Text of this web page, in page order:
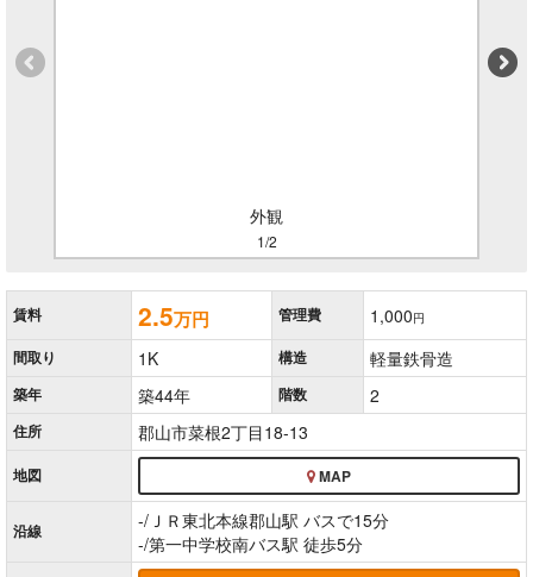
1/2
外観
賃料 2.5万円 管理費 1,000円
間取り 1K 構造 軽量鉄骨造
築年 築44年 階数 2
住所 郡山市菜根2丁目18-13
地図 MAP
沿線
-/ＪＲ東北本線郡山駅 バスで15分
-/第一中学校南バス駅 徒歩5分